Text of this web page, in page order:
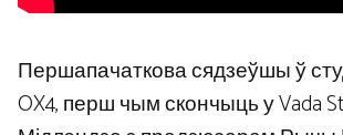
Першапачаткова сядзеўшы ў
OX4, перш чым скончыць у Vada